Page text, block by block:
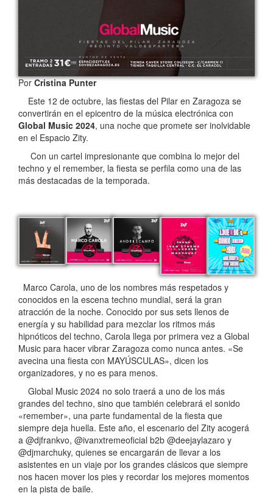
PorCristina Punter
Este 12 de octubre, las fiestas del Pilar en Zaragoza se
convertirán en el epicentro de la música electrónica con
Global Music 2024, una noche que promete ser inolvidable
en el Espacio Zity.
Con un cartel impresionante que combina lo mejor del
techno y el remember, la fiesta se perfila como una de las
más destacadas de la temporada.
Marco Carola, uno de los nombres más respetados y
conocidos en la escena techno mundial, será la gran
atracción de la noche. Conocido por sus sets llenos de
energía y su habilidad para mezclar los ritmos más
hipnóticos del techno, Carola llega por primera vez a Global
Music para hacer vibrar Zaragoza como nunca antes. «Se
avecina una fiesta con MAYÚSCULAS», dicen los
organizadores, y no es para menos.
Global Music 2024 no solo traerá a uno de los más
grandes del techno, sino que también celebrará el sonido
«remember», una parte fundamental de la fiesta que
siempre deja huella. Este año, el escenario del Zity acogerá
a @djfrankvo, @ivanxtremeoficial b2b @deejaylazaro y
@djmarchuky, quienes se encargarán de llevar a los
asistentes en un viaje por los grandes clásicos que siempre
nos hacen mover los pies y recordar los mejores momentos
en la pista de baile.